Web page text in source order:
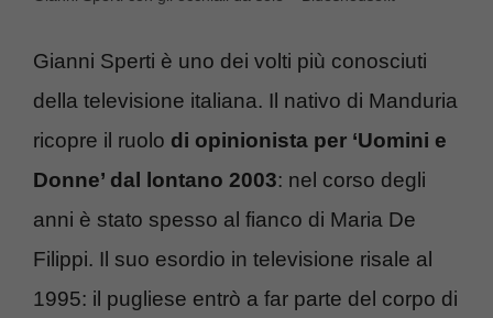
Gianni Sperti è uno dei volti più conosciuti
della televisione italiana. Il nativo di Manduria
ricopre il ruolo di opinionista per ‘Uomini e
Donne’ dal lontano 2003: nel corso degli
anni è stato spesso al fianco di Maria De
Filippi. Il suo esordio in televisione risale al
1995: il pugliese entrò a far parte del corpo di